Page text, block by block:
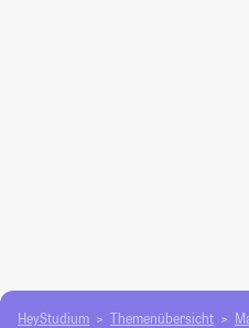
HeyStudium Themenübersicht